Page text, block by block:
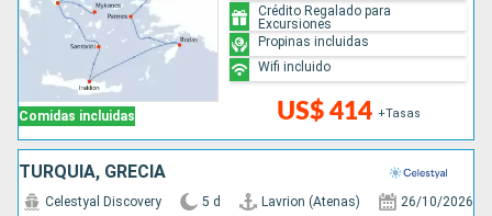
Comidas incluidas US$ 414 +Tasas
Crédito Regalado para
Excursiones
Propinas incluidas
Wifi incluido
TURQUÍA, GRECIA
Celestyal Discovery 5 d Lavrion (Atenas) 26/10/2026